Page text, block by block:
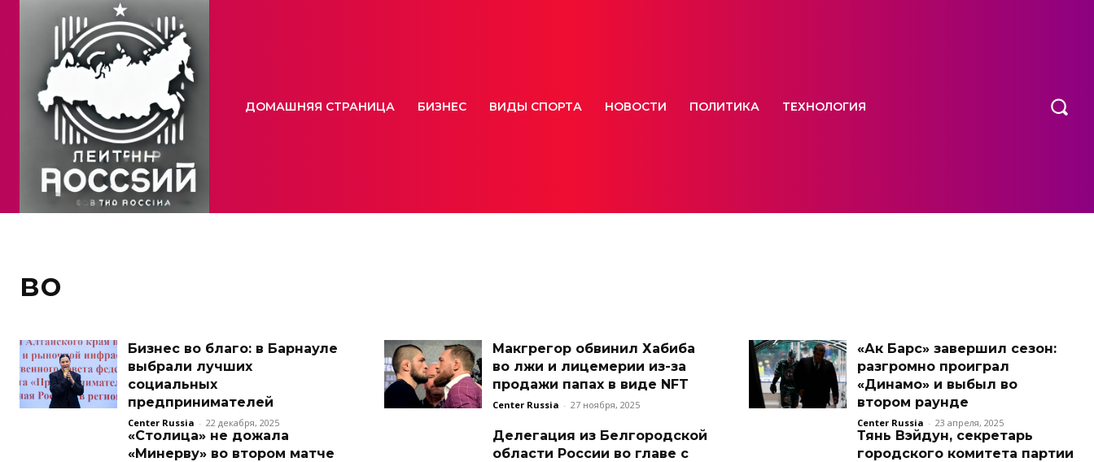
ДОМАШНЯЯ СТРАНИЦА БИЗНЕС ВИДЫ СПОРТА НОВОСТИ ПОЛИТИКА ТЕХНОЛОГИЯ
во
Бизнес во благо: в Барнауле
выбрали лучших
социальных
предпринимателей
Center Russia - 22 декабря, 2025
Макгрегор обвинил Хабиба
во лжи и лицемерии из-за
продажи папах в виде NFT
Center Russia - 27 ноября, 2025
«Ак Барс» завершил сезон:
разгромно проиграл
«Динамо» и выбыл во
втором раунде
Center Russia - 23 апреля, 2025
«Столица» не дожала
«Минерву» во втором матче
Делегация из Белгородской
области России во главе с
Тянь Вэйдун, секретарь
городского комитета партии